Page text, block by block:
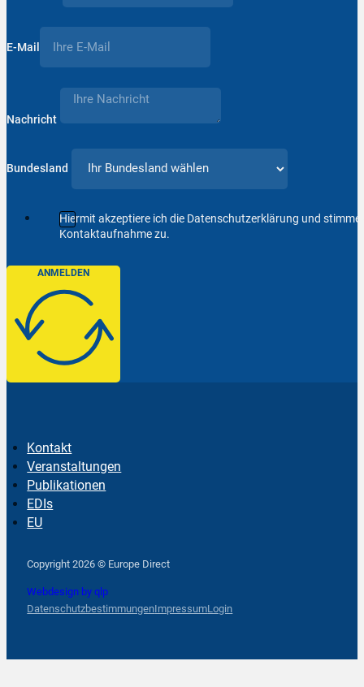
E-Mail
Nachricht
Bundesland
Hiermit akzeptiere ich die Datenschutzerklärung und
Kontaktaufnahme zu.
ANMELDEN
Kontakt
Veranstaltungen
Publikationen
EDIs
EU
Copyright 2026 © Europe Direct
Webdesign by qlp
DatenschutzbestimmungenImpressumLogin